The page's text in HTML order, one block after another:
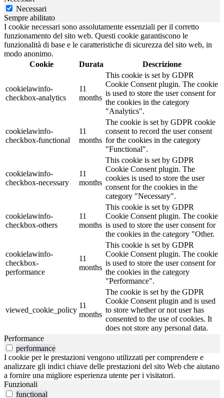
Necessari
Sempre abilitato
I cookie necessari sono assolutamente essenziali per il corretto
funzionamento del sito web. Questi cookie garantiscono le
funzionalità di base e le caratteristiche di sicurezza del sito web, in
modo anonimo.
Cookie
Durata Descrizione
cookielawinfo-
checkbox-analytics
11
months
This cookie is set by GDPR
Cookie Consent plugin. The cookie
is used to store the user consent for
the cookies in the category
"Analytics".
cookielawinfo-
checkbox-functional
11
months
The cookie is set by GDPR cookie
consent to record the user consent
for the cookies in the category
"Functional".
cookielawinfo-
checkbox-necessary
11
months
This cookie is set by GDPR
Cookie Consent plugin. The
cookies is used to store the user
consent for the cookies in the
category "Necessary".
cookielawinfo-
checkbox-others
11
months
This cookie is set by GDPR
Cookie Consent plugin. The cookie
is used to store the user consent for
the cookies in the category "Other.
cookielawinfo-
checkbox-
performance
11
months
This cookie is set by GDPR
Cookie Consent plugin. The cookie
is used to store the user consent for
the cookies in the category
"Performance".
viewed_cookie_policy
11
months
The cookie is set by the GDPR
Cookie Consent plugin and is used
to store whether or not user has
consented to the use of cookies. It
does not store any personal data.
Performance
performance
I cookie per le prestazioni vengono utilizzati per comprendere e
analizzare gli indici chiave delle prestazioni del sito Web che aiutano
a fornire una migliore esperienza utente per i visitatori.
Funzionali
functional